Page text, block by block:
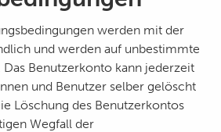
werden mit der
und werden auf unbestimmte
Das Benutzerkonto kann jederzeit
und Benutzer selber gelöscht
Löschung des Benutzerkontos
Wegfall der